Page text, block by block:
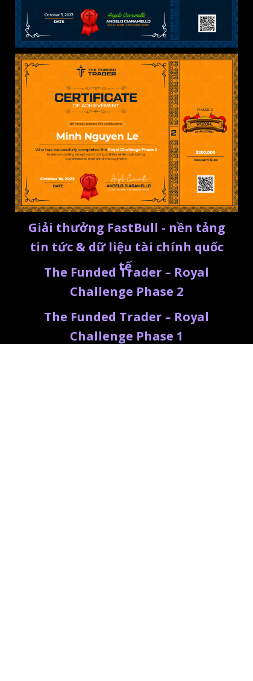
The Funded Trader – Royal
Challenge Phase 1
The Funded Trader – Royal
Challenge Phase 2
Giải thưởng FastBull - nền tảng
tin tức & dữ liệu tài chính quốc
tế